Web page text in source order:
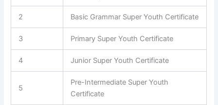
2 Basic Grammar Super Youth Certificate
3 Primary Super Youth Certificate
4 Junior Super Youth Certificate
5
Pre-Intermediate Super Youth
Certificate